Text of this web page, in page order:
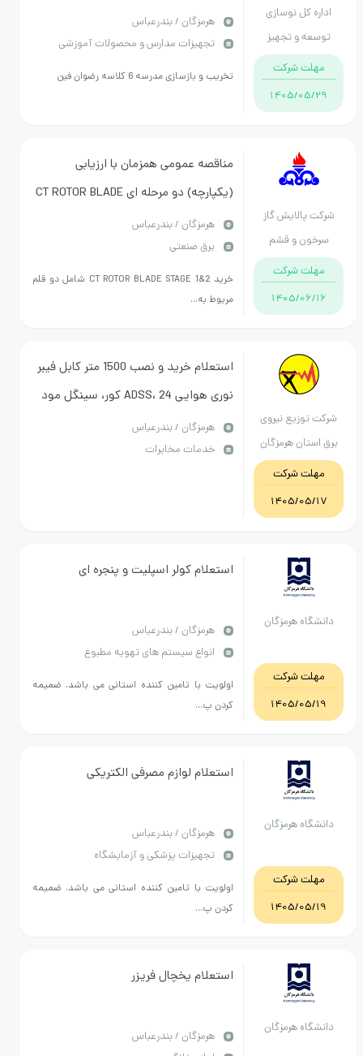
اداره کل نوسازی
توسعه و تجهیز
مدارس استان
مهلت شرکت
1405/05/29
مدرسه 6 کلاسه رضوان فینهرمزگان / بندرعباس
تجهیزات مدارس و محصولات آموزشی
تخریب و بازسازی مدرسه 6 کلاسه رضوان فین
شرکت پالایش گاز
سرخون و قشم
مهلت شرکت
1405/06/16
مناقصه عمومی همزمان با ارزیابی
(یکپارچه) دو مرحله ای CT ROTOR BLADE
STAGE1,2
هرمزگان / بندرعباس
برق صنعتی
خريد CT ROTOR BLADE STAGE 1&2 شامل دو قلم
مربوط به...
شرکت توزیع نیروی
برق استان هرمزگان
مهلت شرکت
1405/05/17
استعلام خرید و نصب 1500 متر کابل فیبر
نوری هوایی ADSS، 24 کور، سینگل‌ مود
G.655
هرمزگان / بندرعباس
خدمات مخابرات
دانشگاه هرمزگان
مهلت شرکت
1405/05/19
استعلام کولر اسپلیت و پنجره ای
هرمزگان / بندرعباس
انواع سیستم های تهویه مطبوع
اولویت با تامین کننده استانی می باشد. ضمیمه
کردن پ...
دانشگاه هرمزگان
مهلت شرکت
1405/05/19
استعلام لوازم مصرفی الکتریکی
هرمزگان / بندرعباس
تجهیزات پزشکی و آزمایشگاه
اولویت با تامین کننده استانی می باشد. ضمیمه
کردن پ...
دانشگاه هرمزگان
استعلام یخچال فریزر
هرمزگان / بندرعباس